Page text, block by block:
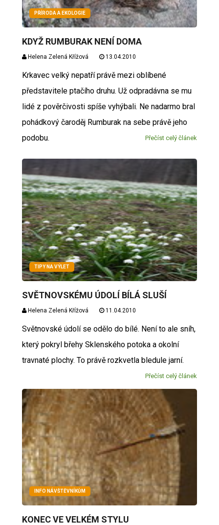
PŘÍRODA A EKOLOGIE
KDYŽ RUMBURAK NENÍ DOMA
Helena Zelená Křížová 13.04.2010
Krkavec velký nepatří právě mezi oblíbené
představitele ptačího druhu. Už odpradávna se mu
lidé z pověrčivosti spíše vyhýbali. Ne nadarmo bral
pohádkový čaroděj Rumburak na sebe právě jeho
podobu.
Přečíst celý článek
TIPY NA VÝLET
SVĚTNOVSKÉMU ÚDOLÍ BÍLÁ SLUŠÍ
Helena Zelená Křížová 11.04.2010
Světnovské údolí se odělo do bílé. Není to ale sníh,
který pokryl břehy Sklenského potoka a okolní
travnaté plochy. To právě rozkvetla bledule jarní.
Přečíst celý článek
INFO NÁVŠTĚVNÍKŮM
KONEC VE VELKÉM STYLU